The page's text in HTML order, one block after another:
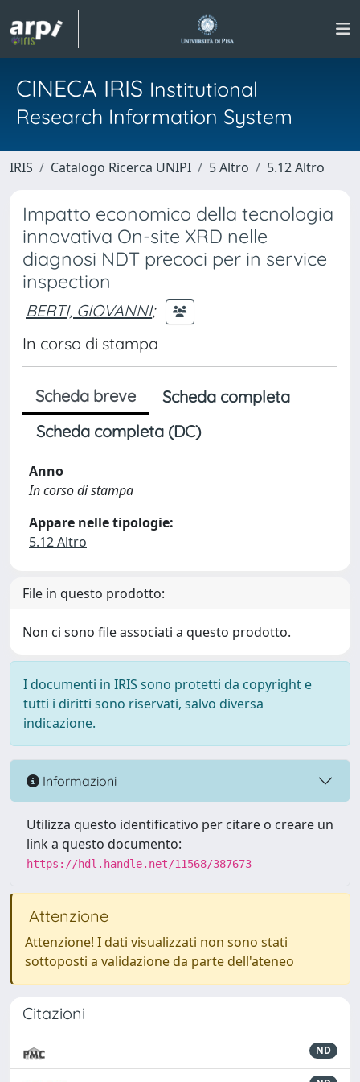
CINECA IRIS Institutional
Research Information System
IRIS Catalogo Ricerca UNIPI 5 Altro 5.12 Altro
Impatto economico della tecnologia
innovativa On-site XRD nelle
diagnosi NDT precoci per in service
inspection
BERTI, GIOVANNI;
In corso di stampa
Scheda breve
Scheda completa
Scheda completa (DC)
Anno
In corso di stampa
Appare nelle tipologie:
5.12 Altro
File in questo prodotto:
Non ci sono file associati a questo prodotto.
I documenti in IRIS sono protetti da copyright e
tutti i diritti sono riservati, salvo diversa
indicazione.
Informazioni
Utilizza questo identificativo per citare o creare un
link a questo documento:
https://hdl.handle.net/11568/387673
Attenzione
Attenzione! I dati visualizzati non sono stati
sottoposti a validazione da parte dell'ateneo
Citazioni
ND